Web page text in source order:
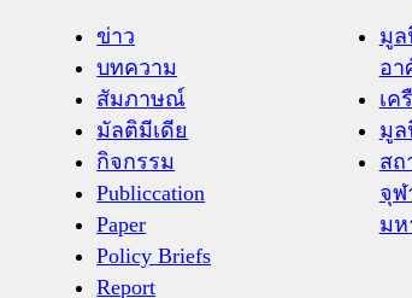
ข่าว
บทความ
สัมภาษณ์
มัลติมีเดีย
กิจกรรม
Publiccation
Paper
Policy Briefs
Report
มู
อา
เค
มู
สถ
จุฬ
มห